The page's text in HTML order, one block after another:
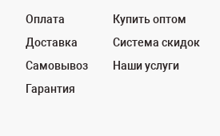
Оплата
Доставка
Самовывоз
Гарантия
Купить оптом
Система скидок
Наши услуги